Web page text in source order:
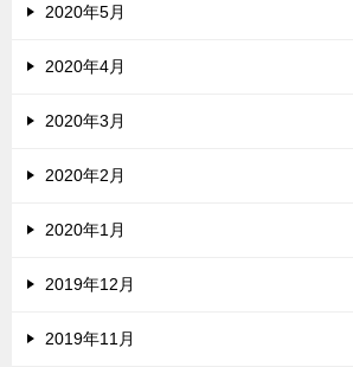
2020年5月
2020年4月
2020年3月
2020年2月
2020年1月
2019年12月
2019年11月